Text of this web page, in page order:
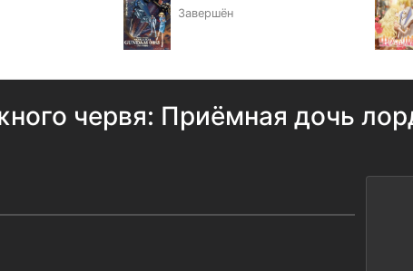
Завершён
червя: Приёмная дочь